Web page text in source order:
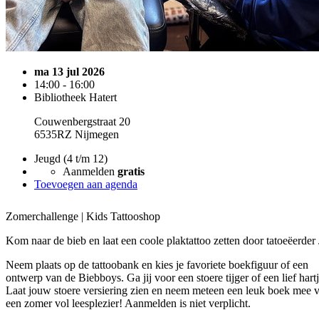
ma 13 jul 2026
14:00 - 16:00
Bibliotheek Hatert
Couwenbergstraat 20
6535RZ Nijmegen
Jeugd (4 t/m 12)
Aanmelden gratis
Toevoegen aan agenda
Zomerchallenge | Kids Tattooshop
Kom naar de bieb en laat een coole plaktattoo zetten door tatoeëerder
Neem plaats op de tattoobank en kies je favoriete boekfiguur of een
ontwerp van de Biebboys. Ga jij voor een stoere tijger of een lief
Laat jouw stoere versiering zien en neem meteen een leuk boek mee
een zomer vol leesplezier! ️Aanmelden is niet verplicht.